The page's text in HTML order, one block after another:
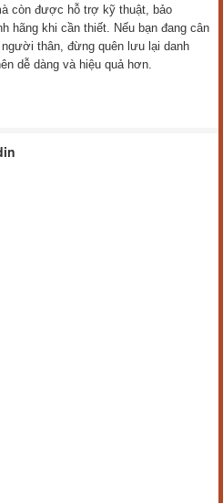
còn được hỗ trợ kỹ thuật, bảo
hãng khi cần thiết. Nếu bạn đang cân
thân, đừng quên lưu lại danh
dễ dàng và hiệu quả hơn.